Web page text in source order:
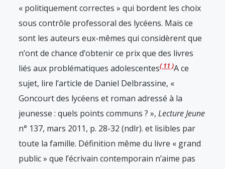
« politiquement correctes » qui bordent les choix
sous contrôle professoral des lycéens. Mais ce
sont les auteurs eux-mêmes qui considèrent que
n’ont de chance d’obtenir ce prix que des livres
liés aux problématiques adolescentes 11 A ce
sujet, lire l’article de Daniel Delbrassine, «
Goncourt des lycéens et roman adressé à la
jeunesse : quels points communs ? », Lecture Jeune
n° 137, mars 2011, p. 28-32 (ndlr). et lisibles par
toute la famille. Définition même du livre « grand
public » que l’écrivain contemporain n’aime pas